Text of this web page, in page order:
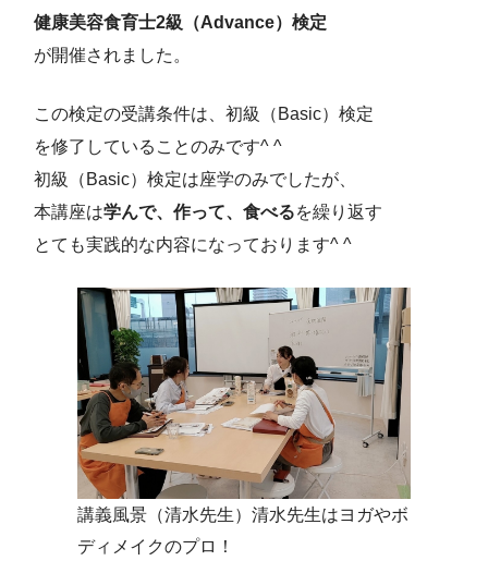
健康美容食育士2級（Advance）検定
が開催されました。
この検定の受講条件は、初級（Basic）検定
を修了していることのみです^ ^
初級（Basic）検定は座学のみでしたが、
本講座は学んで、作って、食べるを繰り返す
とても実践的な内容になっております^ ^
講義風景（清水先生）清水先生はヨガやボ
ディメイクのプロ！